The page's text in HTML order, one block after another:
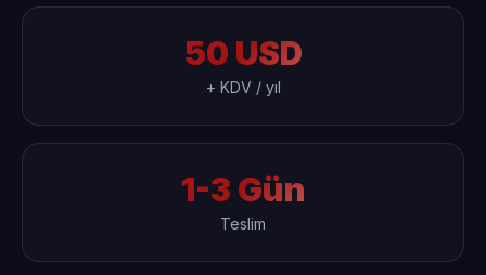
50 USD
+ KDV / yıl
1-3 Gün
Teslim